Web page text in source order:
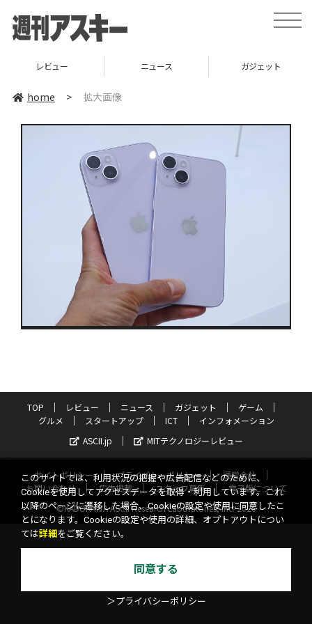
toggle
レビュー ニュース ガジェット
home > 拡大画像
TOP レビュー ニュース ガジェット
ゲーム
グルメ
スタートアップ ICT
インフォメーション
ASCII.jp
MITテクノロジーレビュー
サイトポリシー プライバシーポリシー
運営会社
お問い合わせ
広告掲載 スタッフ募集
電子版について
©KADOKAWA ASCII Research Laboratories, Inc. 2026
このサイトでは、利用状況の把握や広告配信などのために、
Cookieを使用してアクセスデータを取得・利用しています。これ
以降のページに遷移した場合、Cookieの設定や使用に同意したこ
とになります。Cookieの設定や使用の詳細、オプトアウトについ
ては詳細 をご覧ください。
同意する
＞プライバシーポリシー